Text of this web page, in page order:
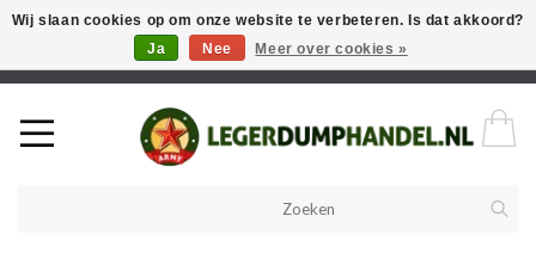
Welkom in onze webshop! Als u een product zoekt en deze niet kan
vinden in de webwinkel, neem vooral contact op!
Wij slaan cookies op om onze website te verbeteren. Is dat akkoord?
Ja
Nee Meer over cookies »